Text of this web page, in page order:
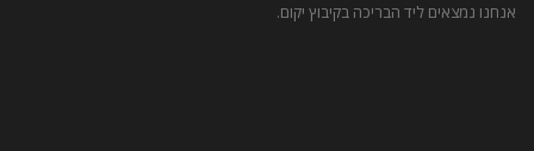
אנחנו נמצאים ליד הבריכה בקיבוץ יקום.